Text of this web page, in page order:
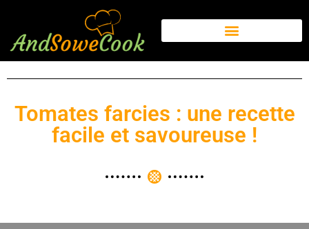
Tomates farcies : une recette
facile et savoureuse !